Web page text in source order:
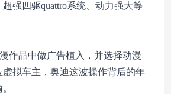
强四驱quattro系统、动力强大等
作品中做广告植入，并选择动漫
虚拟车主，奥迪这波操作背后的年